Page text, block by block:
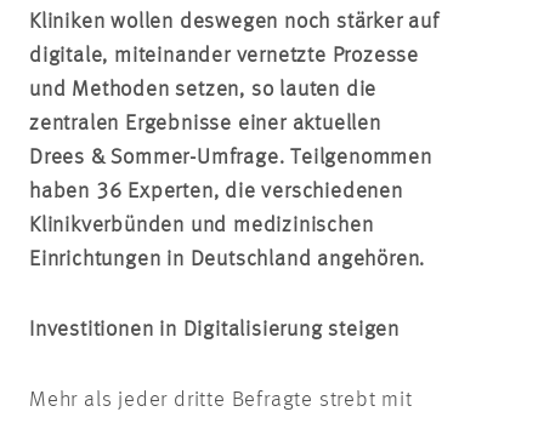
Kliniken wollen deswegen noch stärker auf
digitale, miteinander vernetzte Prozesse
und Methoden setzen, so lauten die
zentralen Ergebnisse einer aktuellen
Drees & Sommer-Umfrage. Teilgenommen
haben 36 Experten, die verschiedenen
Klinikverbünden und medizinischen
Einrichtungen in Deutschland angehören.
Investitionen in Digitalisierung steigen
Mehr als jeder dritte Befragte strebt mit